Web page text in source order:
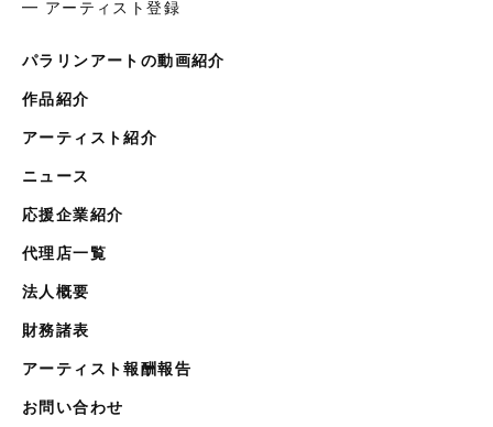
━ アーティスト登録
パラリンアートの動画紹介
作品紹介
アーティスト紹介
ニュース
応援企業紹介
代理店一覧
法人概要
財務諸表
アーティスト報酬報告
お問い合わせ